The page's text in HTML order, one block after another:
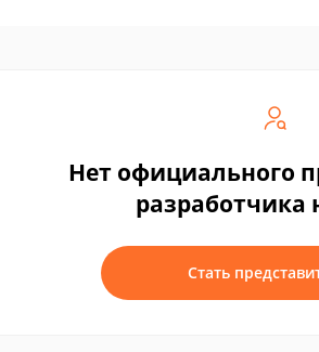
Нет официального
разработчика
Стать